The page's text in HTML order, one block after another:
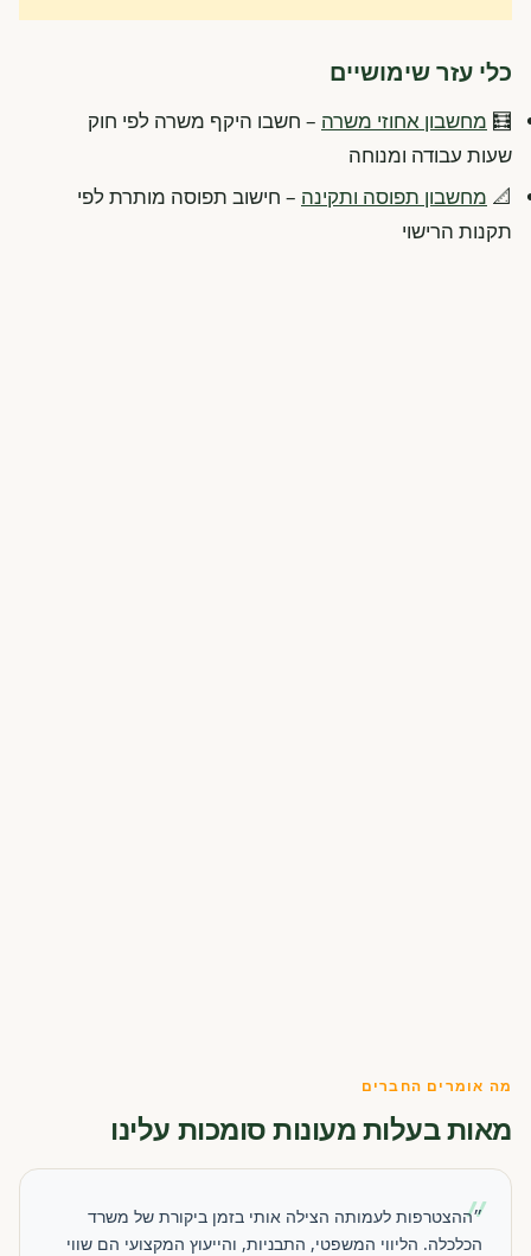
כלי עזר שימושיים
🧮 מחשבון אחוזי משרה – חשבו היקף משרה לפי חוק
שעות עבודה ומנוחה
📐 מחשבון תפוסה ותקינה – חישוב תפוסה מותרת לפי
תקנות הרישוי
מה אומרים החברים
מאות בעלות מעונות סומכות עלינו
״
״ההצטרפות לעמותה הצילה אותי בזמן ביקורת של משרד
הכלכלה. הליווי המשפטי, התבניות, והייעוץ המקצועי הם שווי